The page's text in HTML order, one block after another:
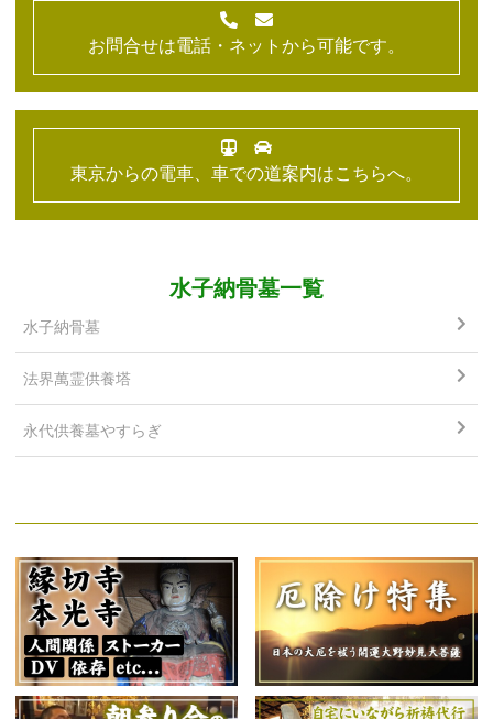
お問合せは電話・ネットから可能です。
東京からの電車、車での道案内はこちらへ。
水子納骨墓一覧
水子納骨墓
法界萬霊供養塔
永代供養墓やすらぎ